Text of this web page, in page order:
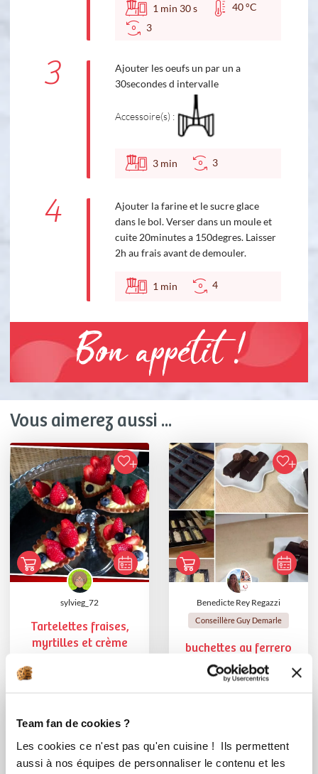
Team fan de cookies ?
Les cookies ce n'est pas qu'en cuisine ! Ils permettent
aussi à nos équipes de personnaliser le contenu et les
1 min 30s
40 °C
3
3
Ajouter les oeufs un par un a
30secondes d intervalle
Accessoire(s) :
3 min 3
4
Ajouter la farine et le sucre glace
dans le bol. Verser dans un moule et
cuite 20minutes a 150degres. Laisser
2h au frais avant de demouler.
1 min 4
Bon appétit !
Vous aimerez aussi ...
sylvieg_72
Tartelettes fraises,
myrtilles et crème
Benedicte Rey Regazzi
Conseillère Guy Demarle
buchettes au ferrero
rochers